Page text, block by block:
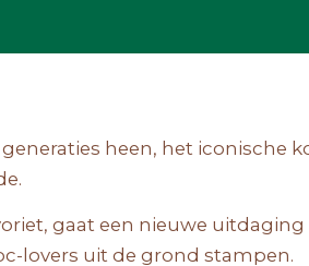
generaties heen, het iconische
gaat een nieuwe uitdaging
lovers uit de grond stampen.